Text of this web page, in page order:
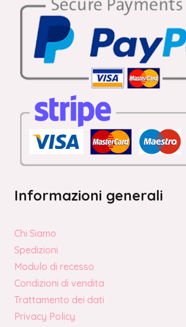
Informazioni generali
Chi Siamo
Spedizioni
Modulo di recesso
Condizioni di vendita
Trattamento dei dati
Privacy Policy